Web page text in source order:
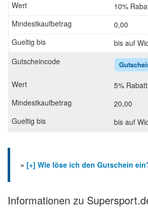
10%
0,00
bis auf
5% Rabatt
20,00
bis auf
» [+] Wie löse ich den Gutschein
Informationen zu